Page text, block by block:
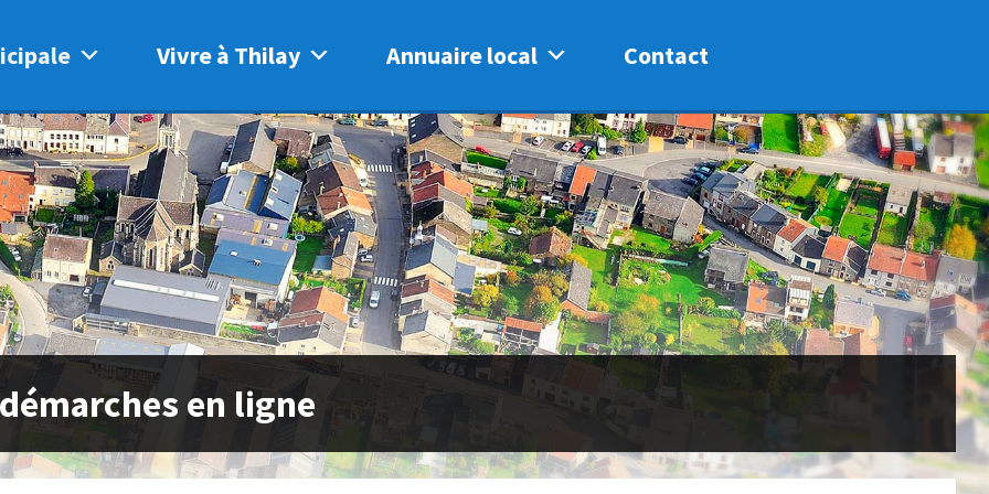
Vivre à Thilay Annuaire local Contact
en ligne